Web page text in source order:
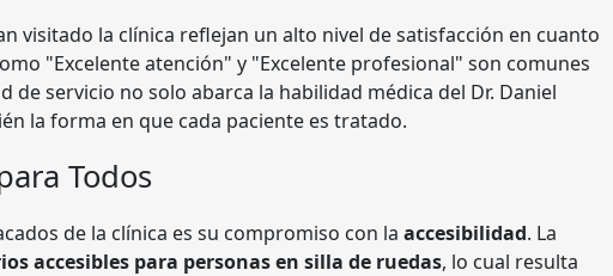
visitado la clínica reflejan un alto nivel de satisfacción en cuanto
"Excelente atención" y "Excelente profesional" son comunes
de servicio no solo abarca la habilidad médica del Dr. Daniel
la forma en que cada paciente es tratado.
Todos
de la clínica es su compromiso con la accesibilidad. La
accesibles para personas en silla de ruedas, lo cual resulta